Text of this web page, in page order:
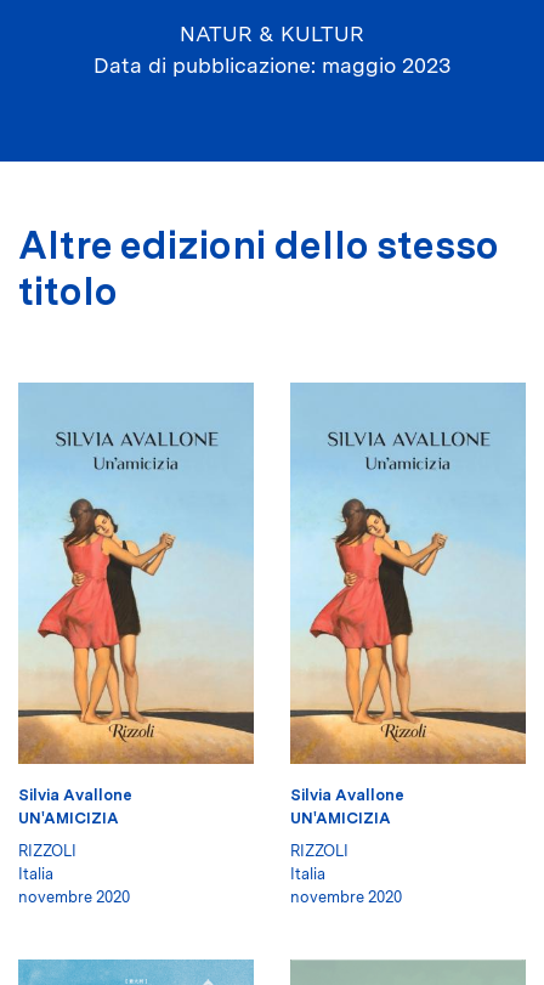
NATUR & KULTUR
Data di pubblicazione maggio 2023
Altre edizioni dello stesso
titolo
Silvia Avallone
UN'AMICIZIA
RIZZOLI
Italia
novembre 2020
Silvia Avallone
UN'AMICIZIA
RIZZOLI
Italia
novembre 2020